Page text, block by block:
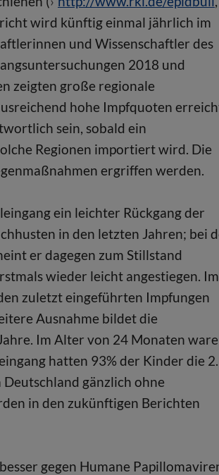
wird künftig einmal jährlich im
und Wissenschaftler des
2018 und
zeigten große regionale
hohe Impfquoten
sein, sobald ein
Regionen importiert wird. Die
ergriffen werden.
ein leichter Rückgang der
in den letzten Jahren; bei
er dagegen zum Stillstand
wieder leicht angestiegen. Im
zuletzt eingeführten Impfungen
Ausnahme bildet die
Im Alter von 24 Monaten
hatten 93% der Kinder die 2.
gänzlich ohne
in den zukünftigen Berichten
gegen Humane